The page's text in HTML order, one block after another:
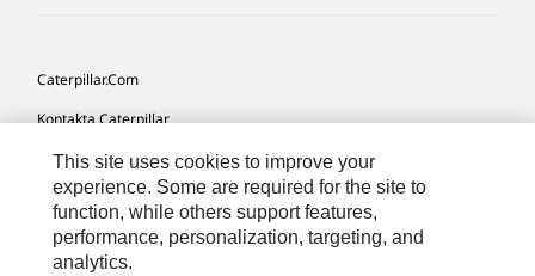
Caterpillar.com
Kontakta Caterpillar
Mina Marknadsföringspreferenser
Platskarta
Cookie Settings
This site uses cookies to improve your
experience. Some are required for the site to
function, while others support features,
performance, personalization, targeting, and
analytics.